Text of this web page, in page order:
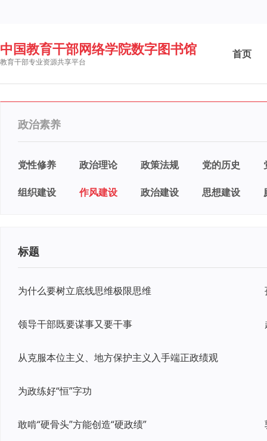
中国教育干部网络学院数字图书馆
教育干部专业资源共享平台
首页
政治素养
党性修养 政治理论 政策法规 党的历史
组织建设 作风建设 政治建设 思想建设
标题
为什么要树立底线思维极限思维
领导干部既要谋事又要干事
从克服本位主义、地方保护主义入手端正政绩观
为政练好“恒”字功
敢啃“硬骨头”方能创造“硬政绩”